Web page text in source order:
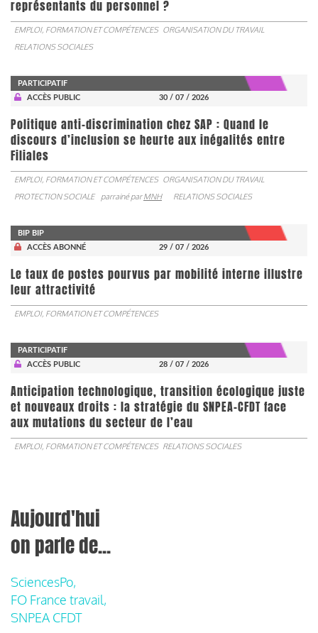
représentants du personnel ?
EMPLOI, FORMATION ET COMPÉTENCES ORGANISATION DU TRAVAIL
RELATIONS SOCIALES
PARTICIPATIF
ACCÈS PUBLIC
30 / 07 / 2026
Politique anti-discrimination chez SAP : Quand le
discours d’inclusion se heurte aux inégalités entre
Filiales
EMPLOI, FORMATION ET COMPÉTENCES ORGANISATION DU TRAVAIL
PROTECTION SOCIALE
parrainé parMNH RELATIONS SOCIALES
BIP BIP
ACCÈS ABONNÉ
29 / 07 / 2026
Le taux de postes pourvus par mobilité interne illustre
leur attractivité
EMPLOI, FORMATION ET COMPÉTENCES
PARTICIPATIF
ACCÈS PUBLIC
28 / 07 / 2026
Anticipation technologique, transition écologique juste
et nouveaux droits : la stratégie du SNPEA-CFDT face
aux mutations du secteur de l’eau
EMPLOI, FORMATION ET COMPÉTENCES RELATIONS SOCIALES
Aujourd'hui
on parle de...
SciencesPo,
FO France travail,
SNPEA CFDT